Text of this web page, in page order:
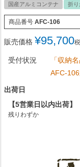
国産アルミコンテナ 折り
商品番号 AFC-106
販売価格 ¥95,700
受付状況
「収納
AFC-
出荷日
【5営業日以内出荷】
残りわずか